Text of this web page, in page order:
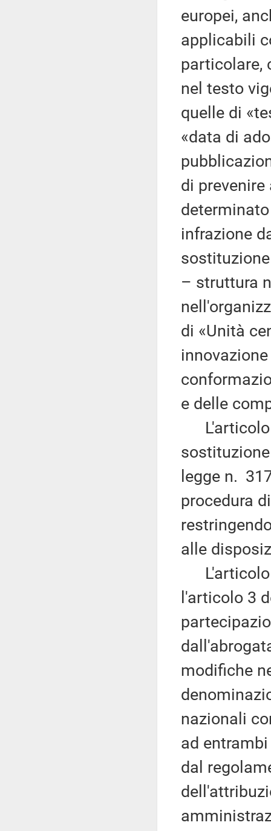
europei,
applicabili
particolare,
nel testo
quelle di
«data di
di
infrazione
– struttura
di «Unità
e delle
L'articolo
legge n.
procedura
alle
L'articolo
l'articolo 3
modifiche
nazionali
ad
dal